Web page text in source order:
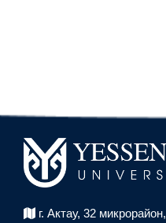
г. Актау, 32 микрорайон,